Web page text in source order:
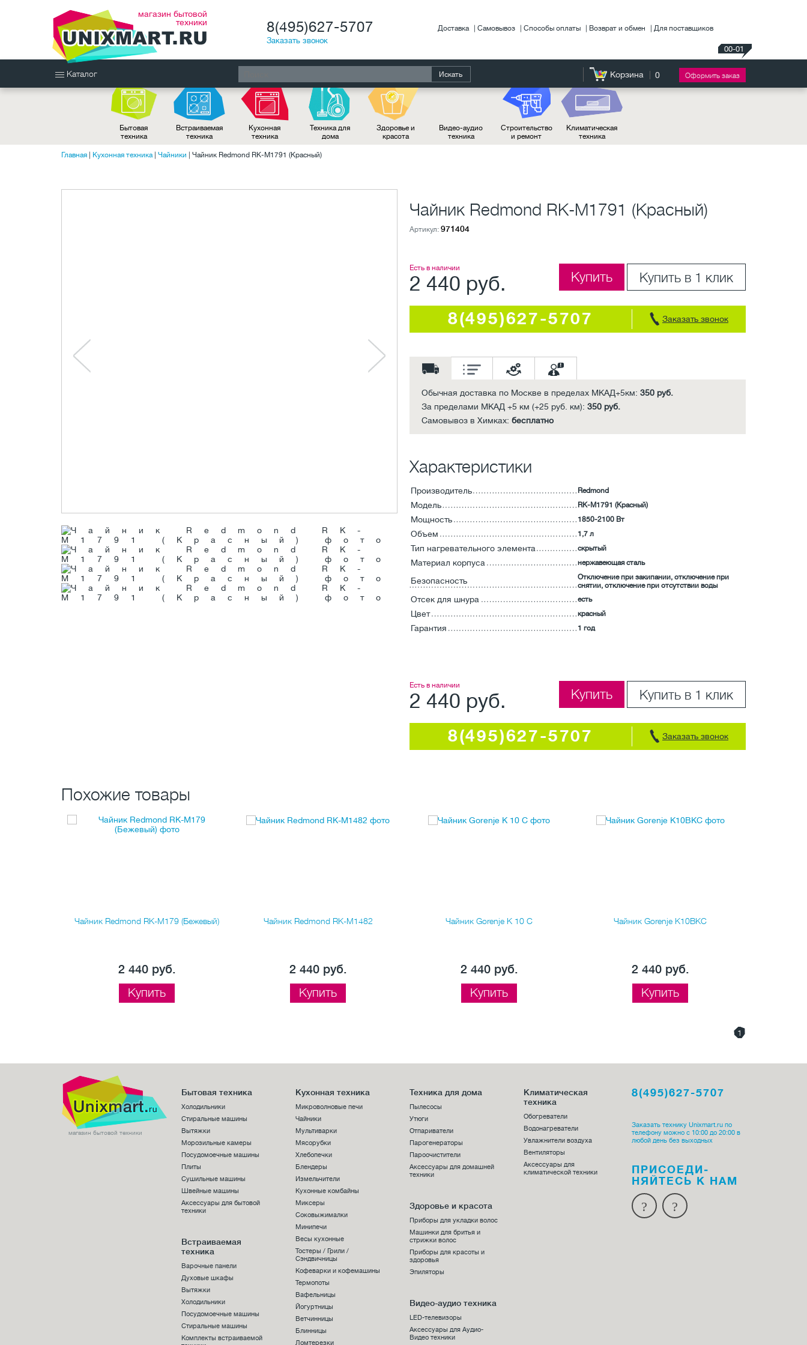
магазин бытовой
техники
8(495)627-5707
Заказать звонок
Доставка Самовывоз Способы оплаты Возврат и обмен Для поставщиков
00-01
Каталог Искать Корзина 0 Оформить заказ
Бытовая
техника
Встраиваемая
техника
Кухонная
техника
Техника для
дома
Здоровье и
красота
Видео-аудио
техника
Строительство
и ремонт
Климатическая
техника
Главная Кухонная техника| Чайники Чайник Redmond RK-M1791 (Красный)
Чайник Redmond RK-M1791 (Красный)
Артикул: 971404
Есть в наличии
2 440 руб. Купить Купить в 1 клик
8(495)627-5707 Заказать звонок
Обычная доставка по Москве в пределах МКАД+5км: 350 руб.
За пределами МКАД +5 км (+25 руб. км): 350 руб.
Самовывоз в Химках: бесплатно
Характеристики
Производитель Redmond
Модель RK-M1791 (Красный)
Мощность 1850-2100 Вт
Объем 1,7 л
Тип нагревательного элемента скрытый
Материал корпуса нержавеющая сталь
Безопасность
Отключение при закипании, отключение при
снятии, отключение при отсутствии воды
Отсек для шнура есть
Цвет красный
Гарантия 1 год
Есть в наличии
2 440 руб. Купить Купить в 1 клик
8(495)627-5707 Заказать звонок
Похожие товары
Чайник Redmond RK-M179 (Бежевый)
2 440 руб.
Купить
Чайник Redmond RK-M1482
2 440 руб.
Купить
Чайник Gorenje K 10 C
2 440 руб.
Купить
Чайник Gorenje K10BKC
2 440 руб.
Купить
1
магазин бытовой техники
Бытовая техника
Холодильники
Стиральные машины
Вытяжки
Морозильные камеры
Посудомоечные машины
Плиты
Сушильные машины
Швейные машины
Аксессуары для бытовой
техники
Встраиваемая
техника
Варочные панели
Духовые шкафы
Вытяжки
Холодильники
Посудомоечные машины
Стиральные машины
Комплекты встраиваемой
Кухонная техника
Микроволновые печи
Чайники
Мультиварки
Мясорубки
Хлебопечки
Блендеры
Измельчители
Кухонные комбайны
Миксеры
Соковыжималки
Минипечи
Весы кухонные
Тостеры / Грили /
Сэндвичницы
Кофеварки и кофемашины
Термопоты
Вафельницы
Йогуртницы
Ветчинницы
Блинницы
Ломтерезки
Техника для дома
Пылесосы
Утюги
Отпариватели
Парогенераторы
Пароочистители
Аксессуары для домашней
техники
Здоровье и красота
Приборы для укладки волос
Машинки для бритья и
стрижки волос
Приборы для красоты и
здоровья
Эпиляторы
Видео-аудио техника
LED-телевизоры
Аксессуары для Аудио-
Видео техники
Климатическая
техника
Обогреватели
Водонагреватели
Увлажнители воздуха
Вентиляторы
Аксессуары для
климатической техники
8(495)627-5707
Заказать технику Unixmart.ru по
телефону можно с 10:00 до 20:00 в
любой день без выходных
ПРИСОЕДИ­
НЯЙТЕСЬ К НАМ